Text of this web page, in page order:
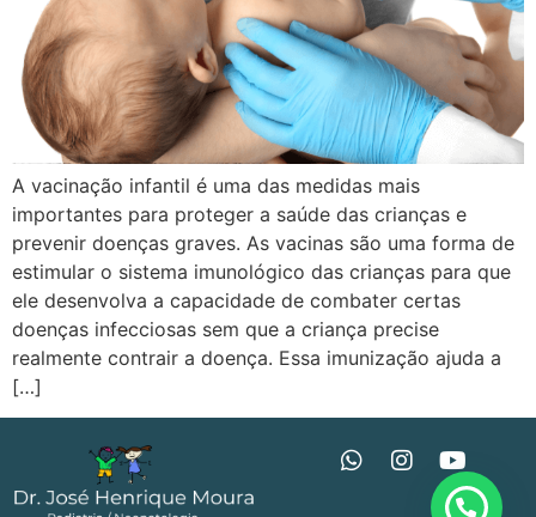
A vacinação infantil é uma das medidas mais
importantes para proteger a saúde das crianças e
prevenir doenças graves. As vacinas são uma forma de
estimular o sistema imunológico das crianças para que
ele desenvolva a capacidade de combater certas
doenças infecciosas sem que a criança precise
realmente contrair a doença. Essa imunização ajuda a
[…]